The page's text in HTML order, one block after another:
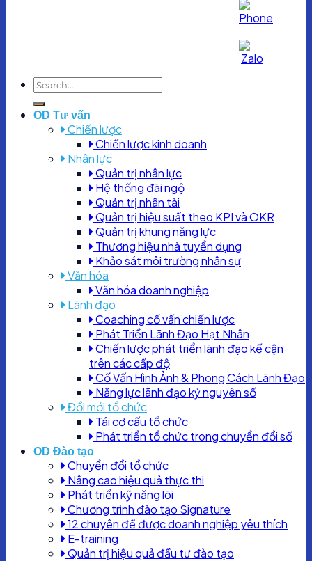
OD Tư vấn
Chiến lược
Chiến lược kinh doanh
Nhân lực
Quản trị nhân lực
Hệ thống đãi ngộ
Quản trị nhân tài
Quản trị hiệu suất theo KPI và OKR
Quản trị khung năng lực
Thương hiệu nhà tuyển dụng
Khảo sát môi trường nhân sự
Văn hóa
Văn hóa doanh nghiệp
Lãnh đạo
Coaching cố vấn chiến lược
Phát Triển Lãnh Đạo Hạt Nhân
Chiến lược phát triển lãnh đạo kế cận
trên các cấp độ
Cố Vấn Hình Ảnh & Phong Cách Lãnh Đạo
Năng lực lãnh đạo kỷ nguyên số
Đổi mới tổ chức
Tái cơ cấu tổ chức
Phát triển tổ chức trong chuyển đổi số
OD Đào tạo
Chuyển đổi tổ chức
Nâng cao hiệu quả thực thi
Phát triển kỹ năng lõi
Chương trình đào tạo Signature
12 chuyên đề được doanh nghiệp yêu thích
E-training
Quản trị hiệu quả đầu tư đào tạo